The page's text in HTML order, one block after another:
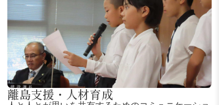
離島支援・人材育成